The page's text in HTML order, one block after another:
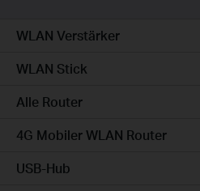
WLAN Verstärker
WLAN Stick
Alle Router
4G Mobiler WLAN Router
USB-Hub